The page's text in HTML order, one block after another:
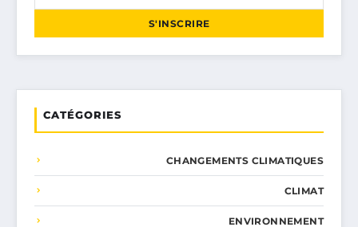
S'INSCRIRE
CATÉGORIES
CHANGEMENTS CLIMATIQUES
CLIMAT
ENVIRONNEMENT